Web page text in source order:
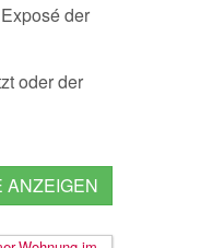
der
oder der
ANZEIGEN